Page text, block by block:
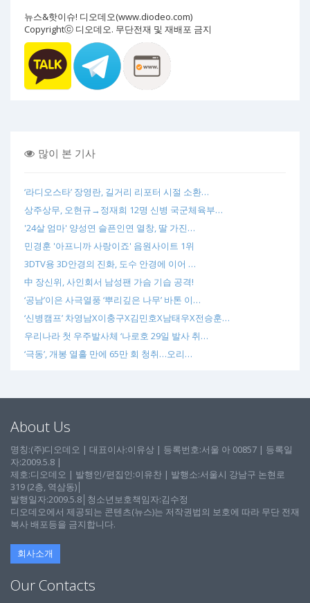
뉴스&핫이슈! 디오데오(www.diodeo.com)
Copyrightⓒ 디오데오. 무단전재 및 재배포 금지
많이 본 기사
‘라디오스타’ 장영란, 길거리 리포터 시절 소환…
상주상무, 오현규→정재희 12명 신병 국군체육부…
'24살 엄마' 양성연 슬픈인연 열창, 딸 가진…
민경훈 '아프니까 사랑이죠' 음원사이트 1위
3DTV용 3D안경의 진화, 도수 안경에 이어 …
中 장신위, 사인회서 남성팬 가슴 기습 공격!
‘공남’이은 사극열풍 ‘뿌리깊은 나무’ 바톤 이…
‘신병캠프’ 차영남X이충구X김민호X남태우X전승훈…
우리나라 첫 우주발사체 ‘나로호 29일 발사 취…
‘극동’, 개봉 열흘 만에 65만 회 청취…오리…
About Us
명칭:(주)디오데오 | 대표이사:이유상 | 등록번호:서울 아 00857 | 등록일
자:2009.5.8 |
제호:디오데오 | 발행인/편집인:이유찬 | 발행소:서울시 강남구 논현로
319 (2층, 역삼동)│
발행일자:2009.5.8│청소년보호책임자:김수정
디오데오에서 제공되는 콘텐츠(뉴스)는 저작권법의 보호에 따라 무단 전재
복사 배포등을 금지합니다.
회사소개
Our Contacts